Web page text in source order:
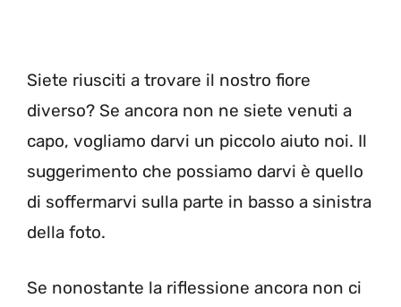
Siete riusciti a trovare il nostro fiore
diverso? Se ancora non ne siete venuti a
capo, vogliamo darvi un piccolo aiuto noi. Il
suggerimento che possiamo darvi è quello
di soffermarvi sulla parte in basso a sinistra
della foto.
Se nonostante la riflessione ancora non ci